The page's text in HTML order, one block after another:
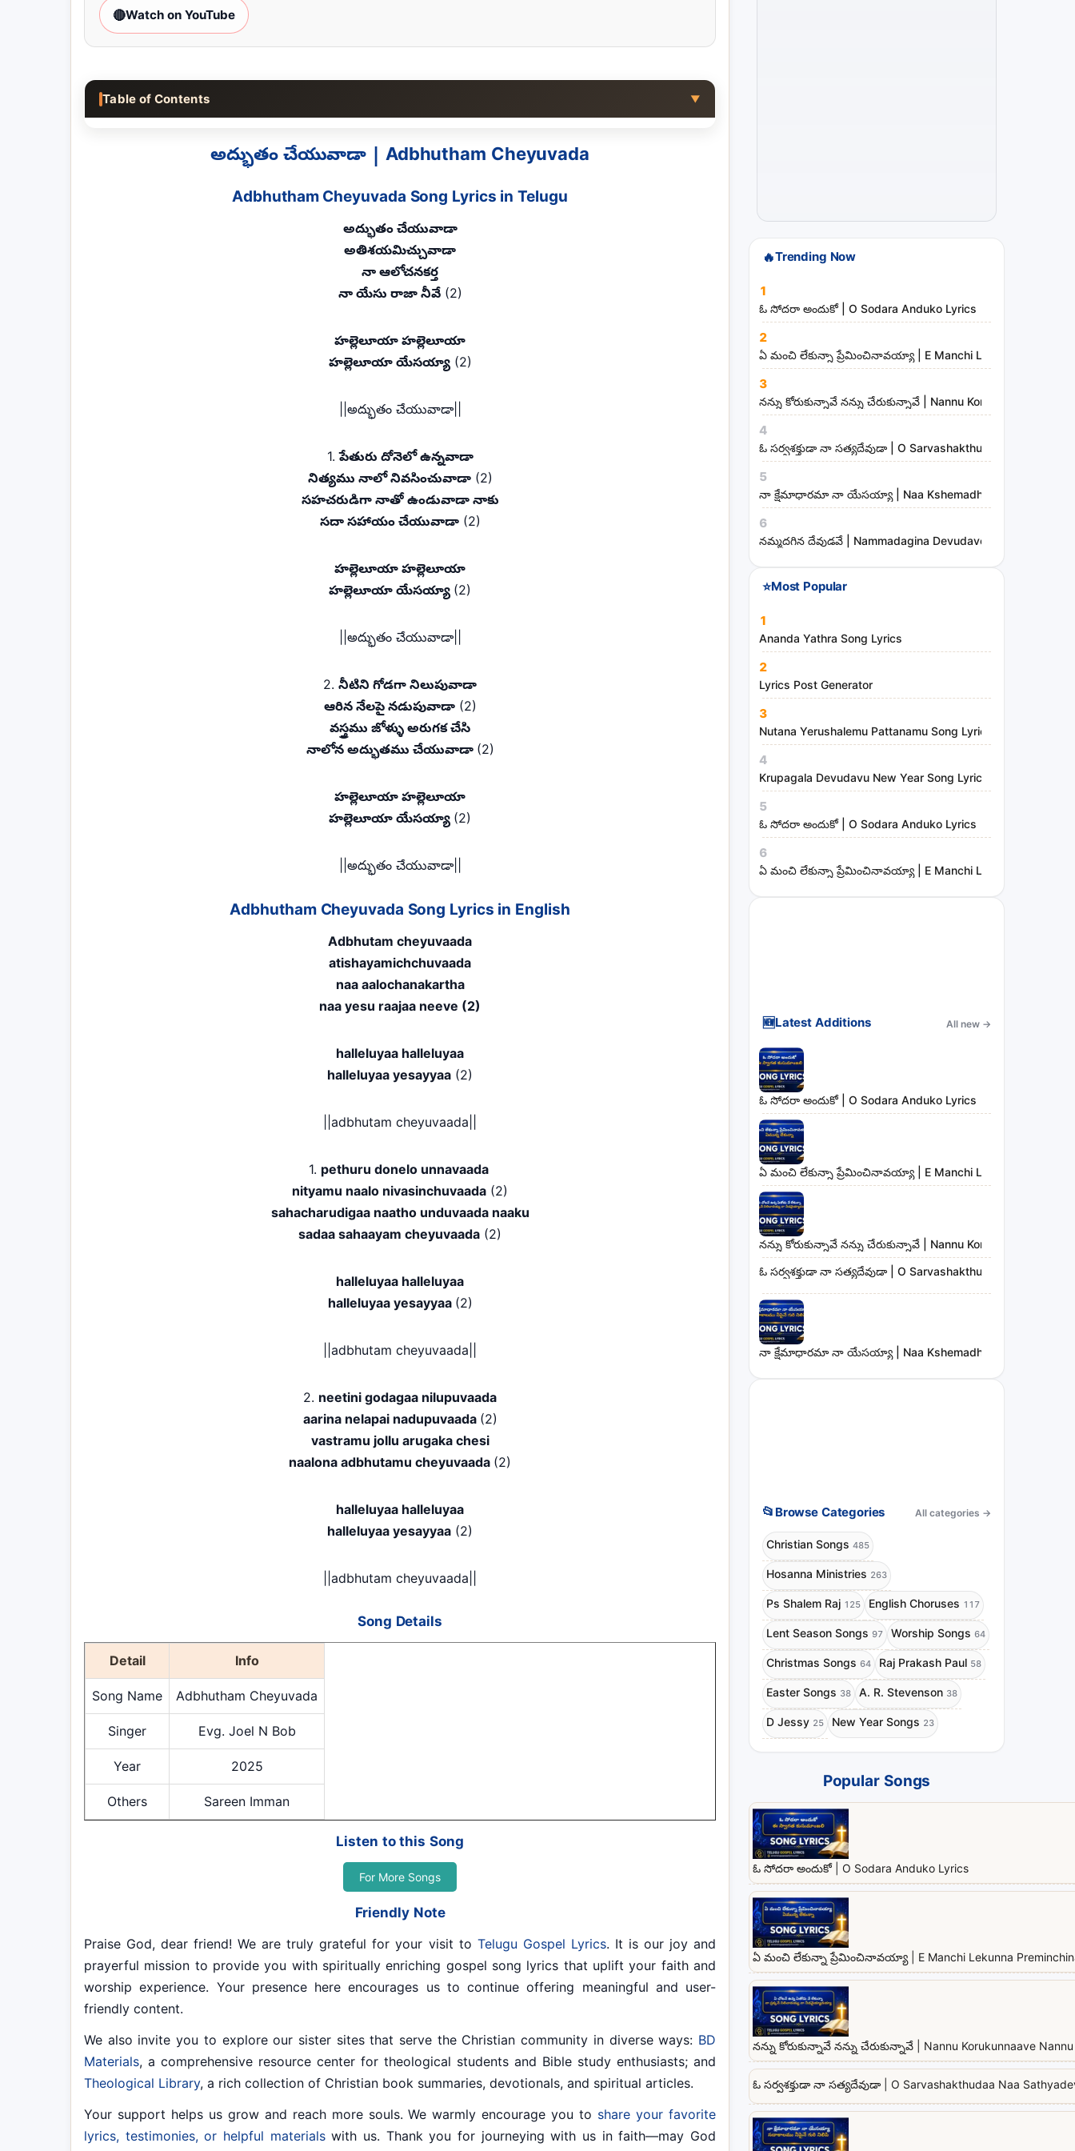
🔴Watch on YouTube
Table of Contents ▼
అద్భుతం చేయువాడా | Adbhutham Cheyuvada
Adbhutham Cheyuvada Song Lyrics in Telugu
అద్భుతం చేయువాడా
అతిశయమిచ్చువాడా
నా ఆలోచనకర్త
నా యేసు రాజా నీవే(2)
హల్లెలూయా హల్లెలూయా
హల్లెలూయా యేసయ్యా(2)
||అద్భుతం చేయువాడా||
1.పేతురు దోనెలో ఉన్నవాడా
నిత్యము నాలో నివసించువాడా(2)
సహచరుడిగా నాతో ఉండువాడా నాకు
సదా సహాయం చేయువాడా(2)
హల్లెలూయా హల్లెలూయా
హల్లెలూయా యేసయ్యా (2)
||అద్భుతం చేయువాడా||
2. నీటిని గోడగా నిలుపువాడా
ఆరిన నేలపై నడుపువాడా(2)
వస్త్రము జోళ్ళు అరుగక చేసి
నాలోన అద్భుతము చేయువాడా (2)
హల్లెలూయా హల్లెలూయా
హల్లెలూయా యేసయ్యా (2)
||అద్భుతం చేయువాడా||
Adbhutham Cheyuvada Song Lyrics in English
Adbhutam cheyuvaada
atishayamichchuvaada
naa aalochanakartha
naa yesu raajaa neeve (2)
halleluyaa halleluyaa
halleluyaa yesayyaa (2)
||adbhutam cheyuvaada||
1. pethuru donelo unnavaada
nityamu naalo nivasinchuvaada (2)
sahacharudigaa naatho unduvaada naaku
sadaa sahaayam cheyuvaada (2)
halleluyaa halleluyaa
halleluyaa yesayyaa (2)
||adbhutam cheyuvaada||
2. neetini godagaa nilupuvaada
aarina nelapai nadupuvaada (2)
vastramu jollu arugaka chesi
naalona adbhutamu cheyuvaada (2)
halleluyaa halleluyaa
halleluyaa yesayyaa (2)
||adbhutam cheyuvaada||
Song Details
Detail Info
Song Name Adbhutham Cheyuvada
Singer Evg. Joel N Bob
Year 2025
Others Sareen Imman
Listen to this Song
For More Songs
Friendly Note
Praise God, dear friend! We are truly grateful for your visit to Telugu Gospel Lyrics. It is our joy and
prayerful mission to provide you with spiritually enriching gospel song lyrics that uplift your faith and
worship experience. Your presence here encourages us to continue offering meaningful and user-
friendly content.
We also invite you to explore our sister sites that serve the Christian community in diverse ways: BD
Materials, a comprehensive resource center for theological students and Bible study enthusiasts; and
Theological Library, a rich collection of Christian book summaries, devotionals, and spiritual articles.
Your support helps us grow and reach more souls. We warmly encourage you to share your favorite
lyrics, testimonies, or helpful materialswith us. Thank you for journeying with us in faith—may God
r
e
s
🔥Trending Now
1
ఓ సోదరా అందుకో | O Sodara Anduko Lyrics
2
ఏ మంచి లేకున్నా ప్రేమించినావయ్యా | E Manchi Lekunna
3
నన్ను కోరుకున్నావే నన్ను చేరుకున్నావే | Nannu Korukunnaave
4
ఓ సర్వశక్తుడా నా సత్యదేవుడా | O Sarvashakthudaa Naa
5
నా క్షేమాధారమా నా యేసయ్యా | Naa Kshemadharama Naa
6
నమ్మదగిన దేవుడవే | Nammadagina Devudave Song Lyrics
⭐Most Popular
1
Ananda Yathra Song Lyrics
2
Lyrics Post Generator
3
Nutana Yerushalemu Pattanamu Song Lyrics | Hosanna
4
Krupagala Devudavu New Year Song Lyrics
5
ఓ సోదరా అందుకో | O Sodara Anduko Lyrics
6
ఏ మంచి లేకున్నా ప్రేమించినావయ్యా | E Manchi Lekunna
🆕Latest Additions All new →
ఓ సోదరా అందుకో | O Sodara Anduko Lyrics
ఏ మంచి లేకున్నా ప్రేమించినావయ్యా | E Manchi Lekunna
నన్ను కోరుకున్నావే నన్ను చేరుకున్నావే | Nannu Korukunnaave
ఓ సర్వశక్తుడా నా సత్యదేవుడా | O Sarvashakthudaa Naa
నా క్షేమాధారమా నా యేసయ్యా | Naa Kshemadharama Naa
📂 Browse Categories All categories →
Christian Songs 485
Hosanna Ministries 263
Ps Shalem Raj 125 English Choruses 117
Lent Season Songs 97 Worship Songs 64
Christmas Songs 64 Raj Prakash Paul 58
Easter Songs 38 A. R. Stevenson 38
D Jessy 25 New Year Songs 23
Popular Songs
ఓ సోదరా అందుకో | O Sodara Anduko Lyrics
ఏ మంచి లేకున్నా ప్రేమించినావయ్యా | E Manchi Lekunna
నన్ను కోరుకున్నావే నన్ను చేరుకున్నావే | Nannu Korukunnaave
ఓ సర్వశక్తుడా నా సత్యదేవుడా | O Sarvashakthudaa Naa